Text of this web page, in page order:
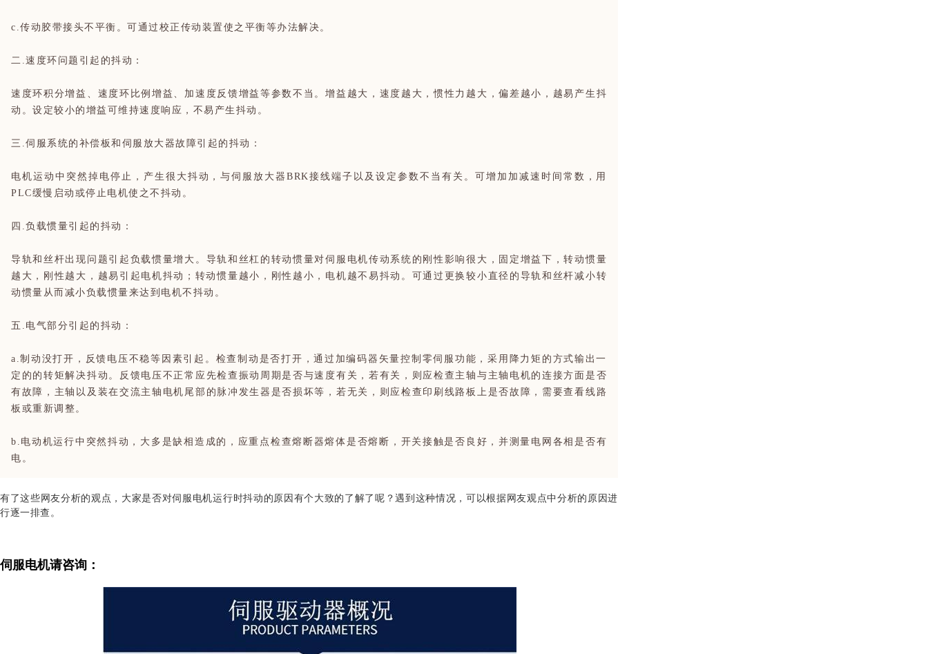
c.传动胶带接头不平衡。可通过校正传动装置使之平衡等办法解决。
二.速度环问题引起的抖动：
速度环积分增益、速度环比例增益、加速度反馈增益等参数不当。增益越大，速度越大，惯性力越大，偏差越小，越易产生抖
动。设定较小的增益可维持速度响应，不易产生抖动。
三.伺服系统的补偿板和伺服放大器故障引起的抖动：
电机运动中突然掉电停止，产生很大抖动，与伺服放大器BRK接线端子以及设定参数不当有关。可增加加减速时间常数，用
PLC缓慢启动或停止电机使之不抖动。
四.负载惯量引起的抖动：
导轨和丝杆出现问题引起负载惯量增大。导轨和丝杠的转动惯量对伺服电机传动系统的刚性影响很大，固定增益下，转动惯量
越大，刚性越大，越易引起电机抖动；转动惯量越小，刚性越小，电机越不易抖动。可通过更换较小直径的导轨和丝杆减小转
动惯量从而减小负载惯量来达到电机不抖动。
五.电气部分引起的抖动：
a.制动没打开，反馈电压不稳等因素引起。检查制动是否打开，通过加编码器矢量控制零伺服功能，采用降力矩的方式输出一
定的的转矩解决抖动。反馈电压不正常应先检查振动周期是否与速度有关，若有关，则应检查主轴与主轴电机的连接方面是否
有故障，主轴以及装在交流主轴电机尾部的脉冲发生器是否损坏等，若无关，则应检查印刷线路板上是否故障，需要查看线路
板或重新调整。
b.电动机运行中突然抖动，大多是缺相造成的，应重点检查熔断器熔体是否熔断，开关接触是否良好，并测量电网各相是否有
电。
有了这些网友分析的观点，大家是否对伺服电机运行时抖动的原因有个大致的了解了呢？遇到这种情况，可以根据网友观点中分析的原因进
行逐一排查。
伺服电机请咨询：